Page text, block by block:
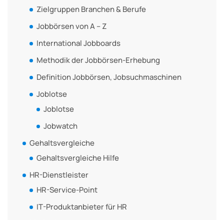
Zielgruppen Branchen & Berufe
Jobbörsen von A – Z
International Jobboards
Methodik der Jobbörsen-Erhebung
Definition Jobbörsen, Jobsuchmaschinen
Joblotse
Joblotse
Jobwatch
Gehaltsvergleiche
Gehaltsvergleiche Hilfe
HR-Dienstleister
HR-Service-Point
IT-Produktanbieter für HR